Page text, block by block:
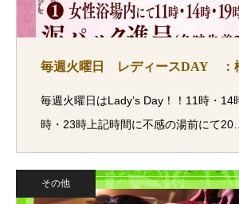
毎週火曜日 レディースDAY ：
毎週火曜日はLady’s Day！！11時・14
時・23時上記時間に不感の湯前にて20…
その他